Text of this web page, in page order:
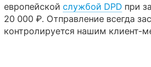
европейской службой DPD при
20 000 ₽. Отправление всегда
контролируется нашим клиент-